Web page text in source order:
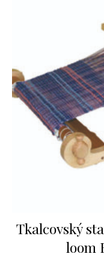
Tkalcovský
loom